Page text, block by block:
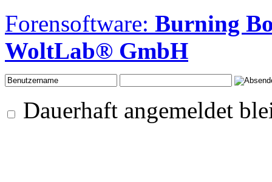
Forensoftware: Burning
WoltLab® GmbH
Dauerhaft angemeldet